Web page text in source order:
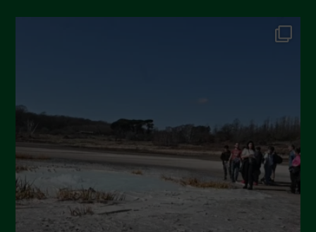
Gennaio 2025
Settembre 2024
Luglio 2024
Maggio 2024
Aprile 2024
Marzo 2024